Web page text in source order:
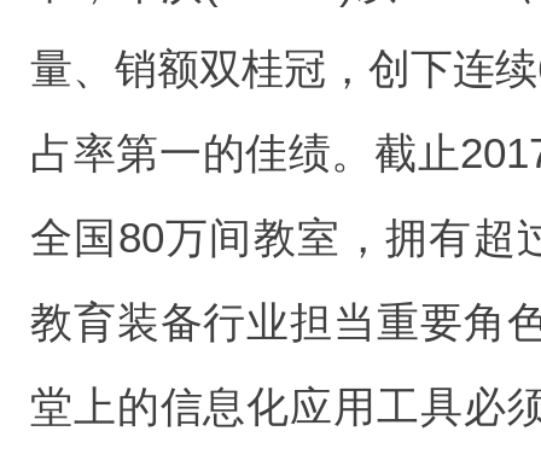
量、销额双桂冠，创下连
占率第一的佳绩。截止
全国80万间教室，拥有超
教育装备行业担当重要角
堂上的信息化应用工具必